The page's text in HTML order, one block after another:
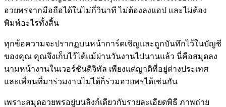
อวยพรจากมือถือได้ในไม่กี่วินาที ไม่ต้องลงแอป และไม่ต้อง
พิมพ์อะไรทั้งสิ้น
ทุกข้อความจะปรากฏบนหน้าการ์ดเชิญและถูกบันทึกไว้ในบัญชี
ของคุณ คุณจึงเก็บไว้ได้แม้ผ่านวันงานไปนานแล้ว นี่คือสมุดลง
นามหน้างานในเวอร์ชันดิจิทัล เพียงแต่ญาติที่อยู่ต่างประเทศ
และเพื่อนที่มาร่วมงานไม่ได้ก็ร่วมอวยพรได้เช่นกัน
เพราะสมุดอวยพรอยู่บนลิงก์เดียวกับรายละเอียดพิธี ภาพถ่าย